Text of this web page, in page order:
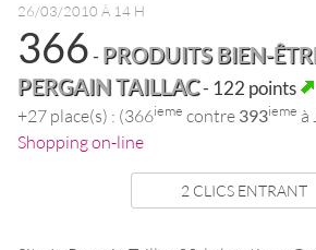
26/03/2010 À 14 H
366- PRODUITS BIEN-
PERGAIN TAILLAC- 122 points
+27 place(s) : (366ieme contre 393ieme à
Shopping on-line
2 CLICS ENTRANT